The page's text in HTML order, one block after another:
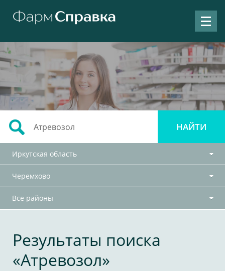
Иркутская область
Черемхово
Все районы
Результаты поиска
«Атревозол»